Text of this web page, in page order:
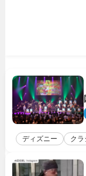
ディズニー クラ